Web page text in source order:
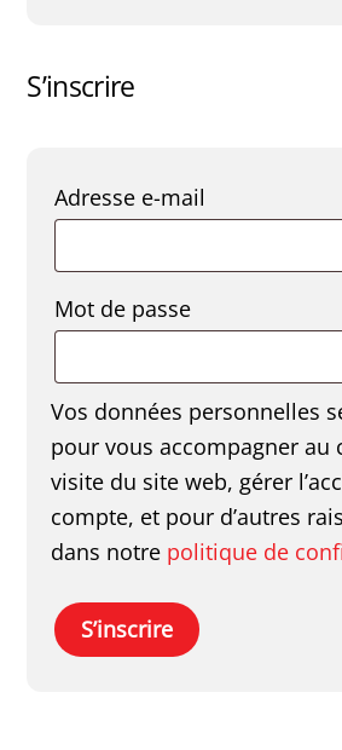
S’inscrire
Adresse e-mail
Mot de passe
Vos données personnelles
pour vous accompagner au
visite du site web, gérer
compte, et pour d’autres
dans notre politique de
S’inscrire